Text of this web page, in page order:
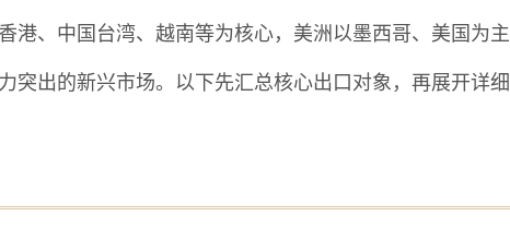
港、中国台湾、越南等为核心，美洲以墨西哥、美国为主
突出的新兴市场。以下先汇总核心出口对象，再展开详细